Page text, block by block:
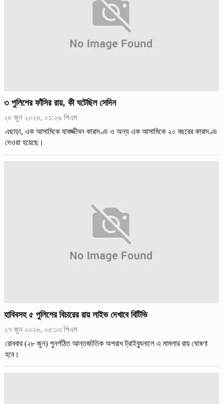
৩ পুলিশের ফাঁসির রায়, কী ঘটেছিল সেদিন
২৮ জুন ২০২৬, ০১:২৬ পিএম
এছাড়া, এক আসামিকে যাবজ্জীবন কারাদণ্ড ও অন্য এক আসামিকে ২০ বছরের কারাদণ্ড
দেওয়া হয়েছে।
হাবিবসহ ৫ পুলিশের বিচারের রায় লাইভ দেখাবে বিটিভি
২৭ জুন ২০২৬, ০৫:১৩ পিএম
রোববার (২৮ জুন) পুনর্গঠিত আন্তর্জাতিক অপরাধ ট্রাইব্যুনালে এ মামলার রায় ঘোষণা
হবে।